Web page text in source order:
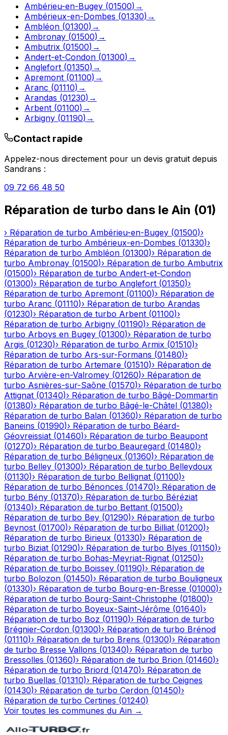
Ambérieu-en-Bugey (01500) →
Ambérieux-en-Dombes (01330) →
Ambléon (01300) →
Ambronay (01500) →
Ambutrix (01500) →
Andert-et-Condon (01300) →
Anglefort (01350) →
Apremont (01100) →
Aranc (01110) →
Arandas (01230) →
Arbent (01100) →
Arbigny (01190) →
Contact rapide
Appelez-nous directement pour un devis gratuit depuis
Sandrans :
09 72 66 48 50
Réparation de turbo dans le Ain (01)
› Réparation de turbo Ambérieu-en-Bugey (01500)›
Réparation de turbo Ambérieux-en-Dombes (01330)›
Réparation de turbo Ambléon (01300)› Réparation de
turbo Ambronay (01500)› Réparation de turbo Ambutrix
(01500)› Réparation de turbo Andert-et-Condon
(01300)› Réparation de turbo Anglefort (01350)›
Réparation de turbo Apremont (01100)› Réparation de
turbo Aranc (01110)› Réparation de turbo Arandas
(01230)› Réparation de turbo Arbent (01100)›
Réparation de turbo Arbigny (01190)› Réparation de
turbo Arboys en Bugey (01300)› Réparation de turbo
Argis (01230)› Réparation de turbo Armix (01510)›
Réparation de turbo Ars-sur-Formans (01480)›
Réparation de turbo Artemare (01510)› Réparation de
turbo Arvière-en-Valromey (01260)› Réparation de
turbo Asnières-sur-Saône (01570)› Réparation de turbo
Attignat (01340)› Réparation de turbo Bâgé-Dommartin
(01380)› Réparation de turbo Bâgé-le-Châtel (01380)›
Réparation de turbo Balan (01360)› Réparation de turbo
Baneins (01990)› Réparation de turbo Béard-
Géovreissiat (01460)› Réparation de turbo Beaupont
(01270)› Réparation de turbo Beauregard (01480)›
Réparation de turbo Béligneux (01360)› Réparation de
turbo Belley (01300)› Réparation de turbo Belleydoux
(01130)› Réparation de turbo Bellignat (01100)›
Réparation de turbo Bénonces (01470)› Réparation de
turbo Bény (01370)› Réparation de turbo Béréziat
(01340)› Réparation de turbo Bettant (01500)›
Réparation de turbo Bey (01290)› Réparation de turbo
Beynost (01700)› Réparation de turbo Billiat (01200)›
Réparation de turbo Birieux (01330)› Réparation de
turbo Biziat (01290)› Réparation de turbo Blyes (01150)›
Réparation de turbo Bohas-Meyriat-Rignat (01250)›
Réparation de turbo Boissey (01190)› Réparation de
turbo Bolozon (01450)› Réparation de turbo Bouligneux
(01330)› Réparation de turbo Bourg-en-Bresse (01000)›
Réparation de turbo Bourg-Saint-Christophe (01800)›
Réparation de turbo Boyeux-Saint-Jérôme (01640)›
Réparation de turbo Boz (01190)› Réparation de turbo
Brégnier-Cordon (01300)› Réparation de turbo Brénod
(01110)› Réparation de turbo Brens (01300)› Réparation
de turbo Bresse Vallons (01340)› Réparation de turbo
Bressolles (01360)› Réparation de turbo Brion (01460)›
Réparation de turbo Briord (01470)› Réparation de
turbo Buellas (01310)› Réparation de turbo Ceignes
(01430)› Réparation de turbo Cerdon (01450)›
Réparation de turbo Certines (01240)
Voir toutes les communes du Ain →